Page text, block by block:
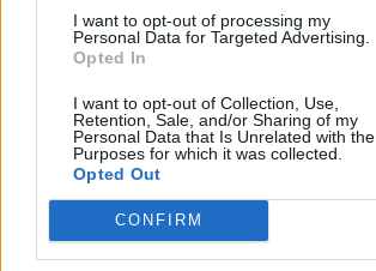
I want to opt-out of processing my
Personal Data for Targeted Advertising.
Opted In
I want to opt-out of Collection, Use,
Retention, Sale, and/or Sharing of my
Personal Data that Is Unrelated with the
Purposes for which it was collected.
Opted Out
CONFIRM
Mirabello Monferrato (24)
Molino dei Torti (6)